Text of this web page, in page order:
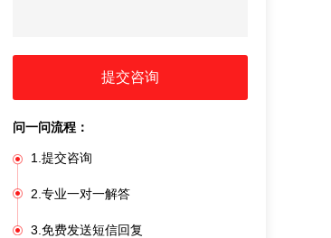
提交咨询
问一问流程：
1.提交咨询
2.专业一对一解答
3.免费发送短信回复